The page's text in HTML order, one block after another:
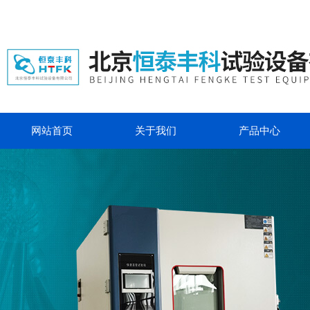
网站首页 关于我们 产品中心